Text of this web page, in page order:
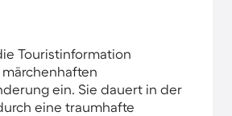
Touristinformation
ein. Sie dauert in der
eine traumhafte